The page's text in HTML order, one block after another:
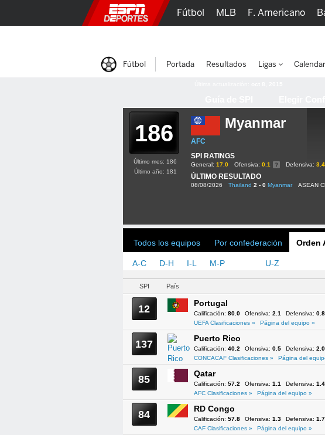
186 Myanmar
AFC
SPI RATINGS
General: 17.0 Ofensiva: 0.1 Defensiva: 3.4
ÚLTIMO RESULTADO
08/08/2026 Thailand 2 - 0 Myanmar ASEAN
Último mes: 186
Último año: 181
Todos los equipos Por confederación Orden
A-C D-H I-L M-P U-Z
SPI
País
12 Portugal
Calificación: 80.0 Ofensiva: 2.1 Defensiva: 0.8
UEFA Clasificaciones »
Página del equipo »
137 Puerto Rico
Calificación: 40.2 Ofensiva: 0.5 Defensiva: 2.0
CONCACAF Clasificaciones »
Página del
85 Qatar
Calificación: 57.2 Ofensiva: 1.1 Defensiva: 1.4
AFC Clasificaciones »
Página del equipo »
84 RD Congo
Calificación: 57.8 Ofensiva: 1.3 Defensiva: 1.7
CAF Clasificaciones »
Página del equipo »
Fútbol MLB F. Americano
Fútbol Portada Resultados Ligas